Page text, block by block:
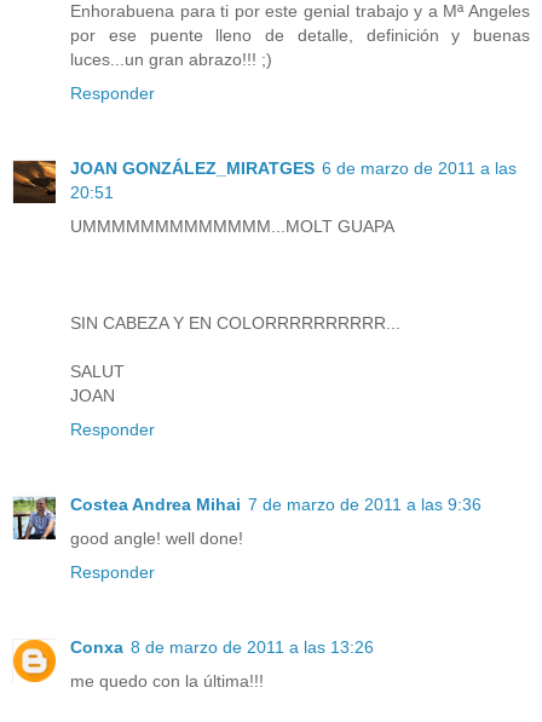
Enhorabuena para ti por este genial trabajo y a Mª Angeles
por ese puente lleno de detalle, definición y buenas
luces...un gran abrazo!!! ;)
Responder
JOAN GONZÁLEZ_MIRATGES 6 de marzo de 2011 a las
20:51
UMMMMMMMMMMMMM...MOLT GUAPA
SIN CABEZA Y EN COLORRRRRRRRRR...
SALUT
JOAN
Responder
Costea Andrea Mihai 7 de marzo de 2011 a las 9:36
good angle! well done!
Responder
Conxa 8 de marzo de 2011 a las 13:26
me quedo con la última!!!